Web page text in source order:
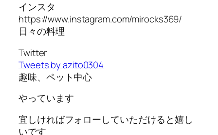
インスタ
https://www.instagram.com/mirocks369/
日々の料理
Twitter
Tweets by azito0304
趣味、ペット中心
やっています
宜しければフォローしていただけると嬉し
いです